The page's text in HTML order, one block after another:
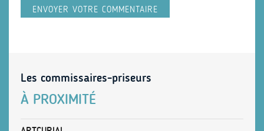
Les commissaires-priseurs
À PROXIMITÉ